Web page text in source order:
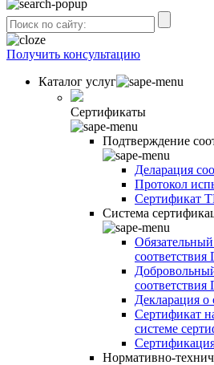
Получить консультацию
Каталог услуг
Сертификаты
Подтверждение
Деларация
Протокол
Сертификат
Система
Декларация
Сертификат
системе
Нормативно-